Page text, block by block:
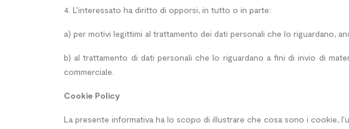
4. L’interessato ha diritto di opporsi, in tutto o in parte:
a) per motivi legittimi al trattamento dei dati personali che lo riguardano,
b) al trattamento di dati personali che lo riguardano a fini di invio di
commerciale.
Cookie Policy
La presente informativa ha lo scopo di illustrare che cosa sono i cookie,